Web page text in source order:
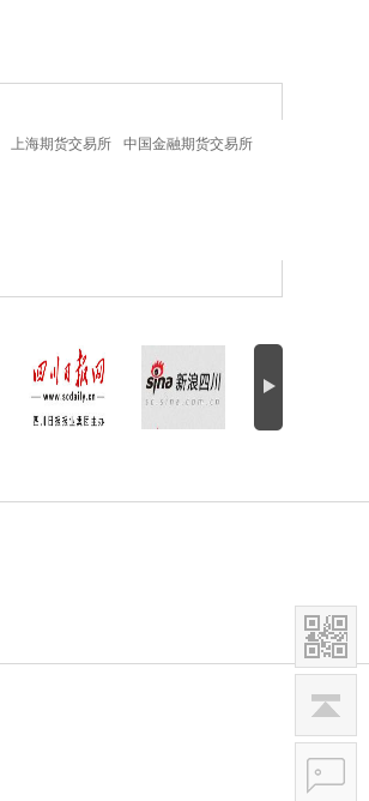
上海期货交易所 中国金融期货交易所